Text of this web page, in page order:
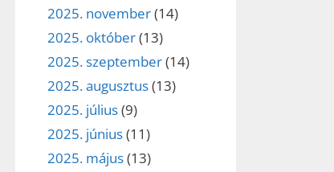
2025. november(14)
2025. október(13)
2025. szeptember(14)
2025. augusztus(13)
2025. július(9)
2025. június(11)
2025. május(13)